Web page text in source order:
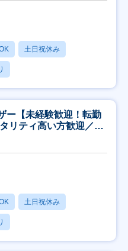
土日祝休み
ー【未経験歓迎！転勤
リティ高い方歓迎／土
土日祝休み